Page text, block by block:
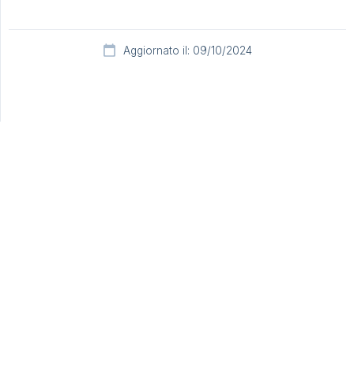
Aggiornato il: 09/10/2024